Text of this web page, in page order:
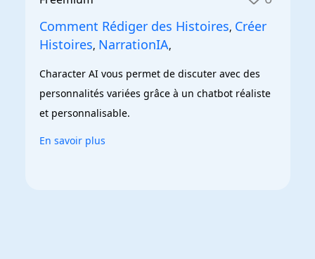
Comment Rédiger des Histoires, Créer
Histoires, NarrationIA,
Character AI vous permet de discuter avec des
personnalités variées grâce à un chatbot réaliste
et personnalisable.
En savoir plus